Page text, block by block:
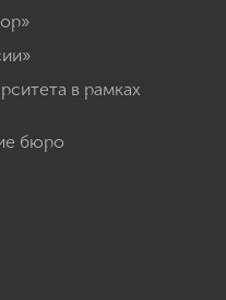
в рамках
бюро